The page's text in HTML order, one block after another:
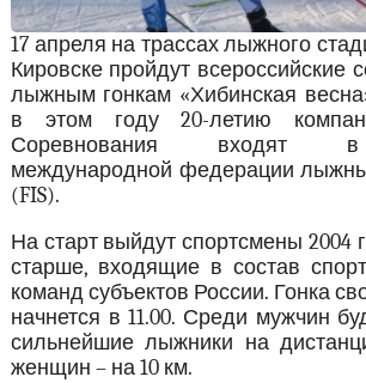
17 апреля на трассах лыжного
Кировске пройдут всероссийские
лыжным гонкам «Хибинская
в этом году 20-летию
Соревнования входят
международной федерации
(FIS).
На старт выйдут спортсмены 2004
старше, входящие в состав
команд субъектов России. Гонка
начнется в 11.00. Среди мужчин
сильнейшие лыжники на
женщин – на 10 км.